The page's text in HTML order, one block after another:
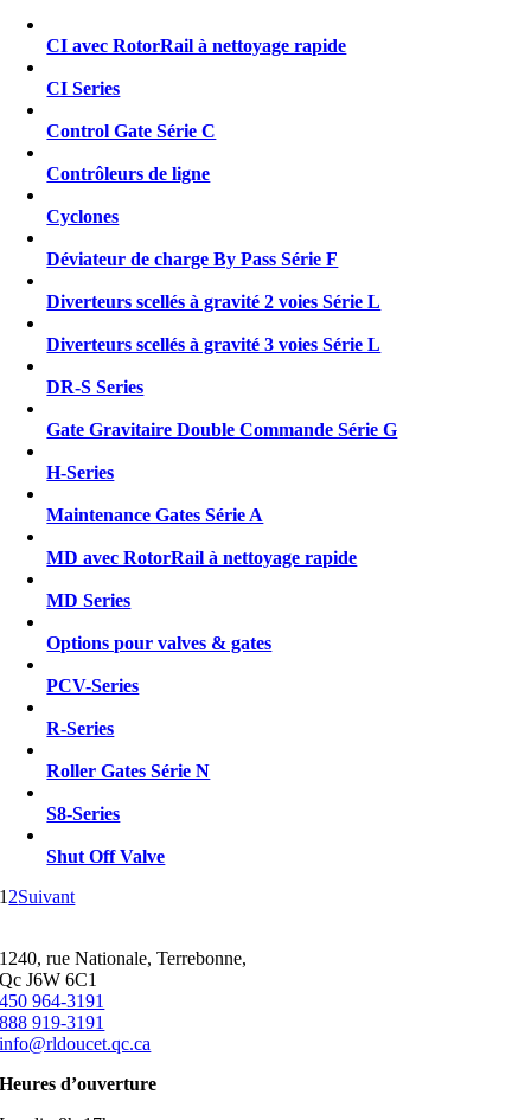
CI avec RotorRail à nettoyage rapide
CI Series
Control Gate Série C
Contrôleurs de ligne
Cyclones
Déviateur de charge By Pass Série F
Diverteurs scellés à gravité 2 voies Série L
Diverteurs scellés à gravité 3 voies Série L
DR-S Series
Gate Gravitaire Double Commande Série G
H-Series
Maintenance Gates Série A
MD avec RotorRail à nettoyage rapide
MD Series
Options pour valves & gates
PCV-Series
R-Series
Roller Gates Série N
S8-Series
Shut Off Valve
1 2Suivant
1240, rue Nationale, Terrebonne,
Qc J6W 6C1
450 964-3191
888 919-3191
info@rldoucet.qc.ca
Heures d’ouverture